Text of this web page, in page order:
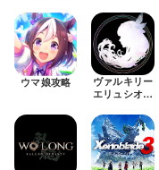
ウマ娘攻略
ヴァルキリー
エリュシオン